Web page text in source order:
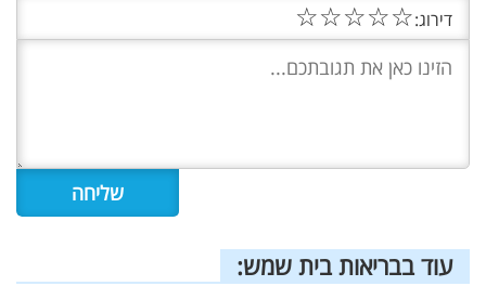
דירוג:☆
☆
☆
☆
☆
עוד בבריאות בית שמש: